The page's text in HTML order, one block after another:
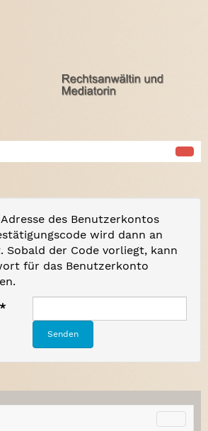
des Benutzerkontos
wird dann an
Sobald der Code vorliegt, kann
für das Benutzerkonto
*
Senden